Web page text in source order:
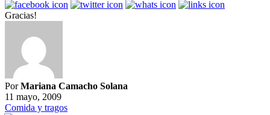
Gracias!
PorMariana Camacho Solana
11 mayo, 2009
Comida y tragos